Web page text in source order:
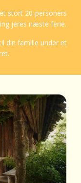
stort 20-personers
jeres næste ferie.
din familie under et